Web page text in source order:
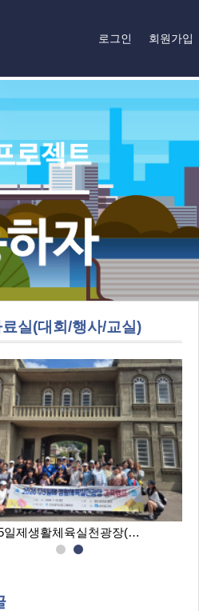
로그인 회원가입
실(대회/행사/교실)
체육지도자교육 및 실…